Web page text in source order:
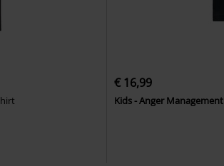
€ 16,99
Kids - Anger Management